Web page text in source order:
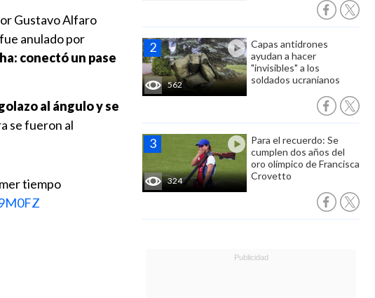
562
Capas antidrones
ayudan a hacer
"invisibles" a los
soldados ucranianos
324
Para el recuerdo: Se
cumplen dos años del
oro olímpico de Francisca
Crovetto
Gustavo Alfaro
anulado por
conectó un pase
al ángulo y se
se fueron al
tiempo